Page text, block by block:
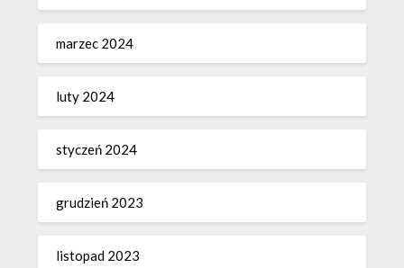
marzec 2024
luty 2024
styczeń 2024
grudzień 2023
listopad 2023